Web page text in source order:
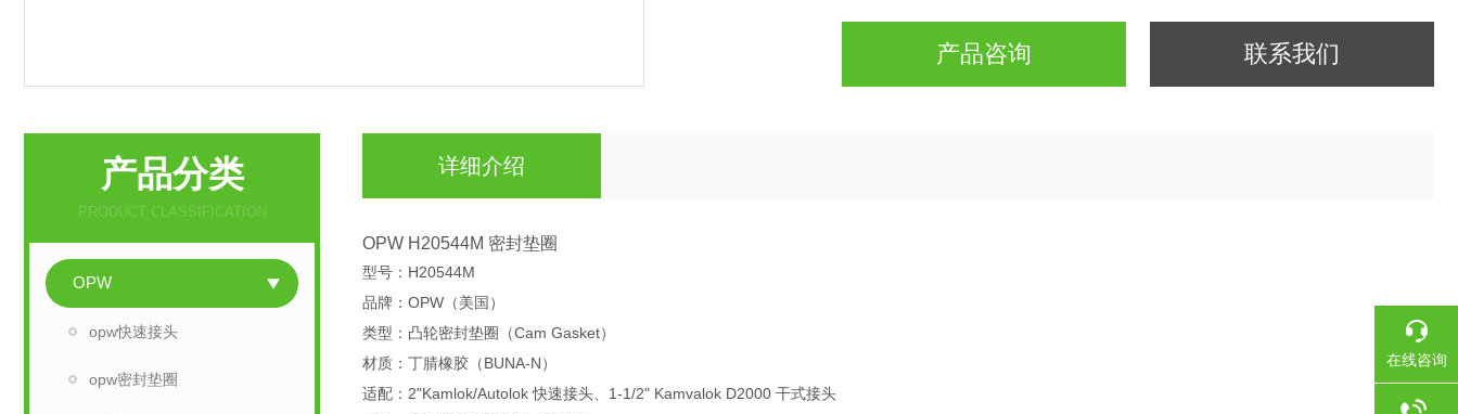
产品咨询 联系我们
产品分类
PRODUCT CLASSIFICATION
OPW
opw快速接头
opw密封垫圈
详细介绍
OPW H20544M 密封垫圈
型号 ：H20544M
品牌 ：OPW（美国）
类型 ：凸轮密封垫圈（Cam Gasket）
材质 ：丁腈橡胶（BUNA-N）
适配 ：2"Kamlok/Autolok 快速接头、1-1/2" Kamvalok D2000 干式接头
在线咨询